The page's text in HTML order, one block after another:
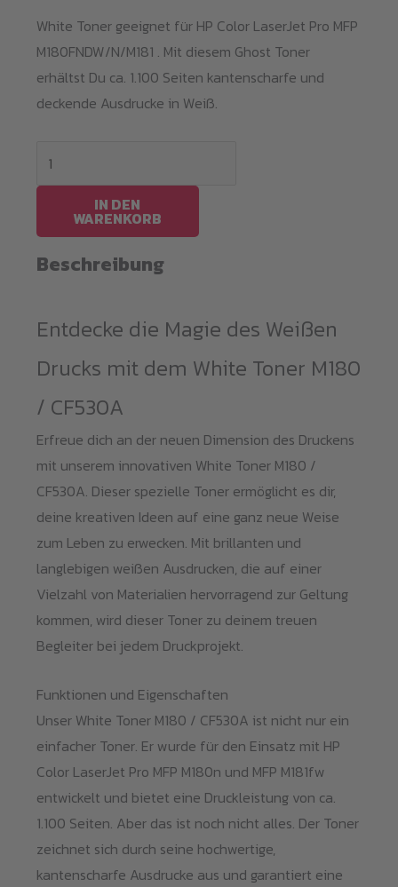
White Toner geeignet für HP Color LaserJet Pro MFP
M180FNDW/N/M181 . Mit diesem Ghost Toner
erhältst Du ca. 1.100 Seiten kantenscharfe und
deckende Ausdrucke in Weiß.
/
CF530A
IN DEN
WARENKORB
Beschreibung
Entdecke die Magie des Weißen
Drucks mit dem White Toner M180
/ CF530A
Erfreue dich an der neuen Dimension des Druckens
mit unserem innovativen White Toner M180 /
CF530A. Dieser spezielle Toner ermöglicht es dir,
deine kreativen Ideen auf eine ganz neue Weise
zum Leben zu erwecken. Mit brillanten und
langlebigen weißen Ausdrucken, die auf einer
Vielzahl von Materialien hervorragend zur Geltung
kommen, wird dieser Toner zu deinem treuen
Begleiter bei jedem Druckprojekt.
Funktionen und Eigenschaften
Unser White Toner M180 / CF530A ist nicht nur ein
einfacher Toner. Er wurde für den Einsatz mit HP
Color LaserJet Pro MFP M180n und MFP M181fw
entwickelt und bietet eine Druckleistung von ca.
1.100 Seiten. Aber das ist noch nicht alles. Der Toner
zeichnet sich durch seine hochwertige,
kantenscharfe Ausdrucke aus und garantiert eine